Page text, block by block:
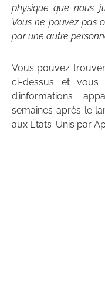
physique que nous
Vous ne pouvez pas
par une autre
Vous pouvez
ci-dessus et vous
d’informations
semaines après le
aux États-Unis par